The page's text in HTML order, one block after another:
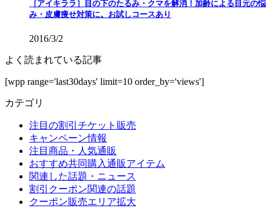
［アイキララ］目の下のたるみ・クマを解消！加齢による目元の悩
み・皮膚痩せ対策に。お試しコースあり
2016/3/2
よく読まれている記事
[wpp range='last30days' limit=10 order_by='views']
カテゴリ
注目の割引チケット販売
キャンペーン情報
注目商品・人気通販
おすすめ共同購入通販アイテム
関連した話題・ニュース
割引クーポン関連の話題
クーポン販売エリア拡大